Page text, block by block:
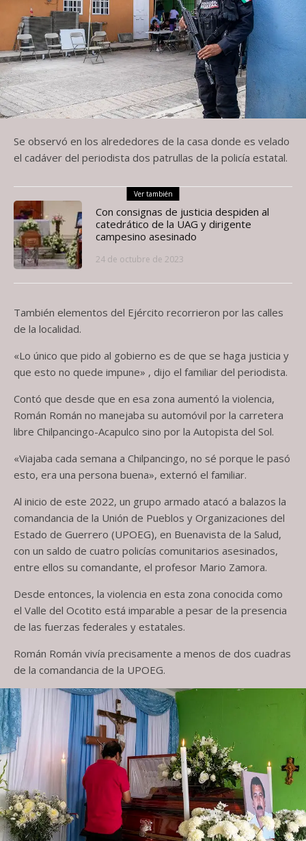
Se observó en los alrededores de la casa donde es velado
el cadáver del periodista dos patrullas de la policía estatal.
Ver también
Con consignas de justicia despiden al
catedrático de la UAG y dirigente
campesino asesinado
24 de octubre de 2023
También elementos del Ejército recorrieron por las calles
de la localidad.
«Lo único que pido al gobierno es de que se haga justicia y
que esto no quede impune» , dijo el familiar del periodista.
Contó que desde que en esa zona aumentó la violencia,
Román Román no manejaba su automóvil por la carretera
libre Chilpancingo-Acapulco sino por la Autopista del Sol.
«Viajaba cada semana a Chilpancingo, no sé porque le pasó
esto, era una persona buena», externó el familiar.
Al inicio de este 2022, un grupo armado atacó a balazos la
comandancia de la Unión de Pueblos y Organizaciones del
Estado de Guerrero (UPOEG), en Buenavista de la Salud,
con un saldo de cuatro policías comunitarios asesinados,
entre ellos su comandante, el profesor Mario Zamora.
Desde entonces, la violencia en esta zona conocida como
el Valle del Ocotito está imparable a pesar de la presencia
de las fuerzas federales y estatales.
Román Román vivía precisamente a menos de dos cuadras
de la comandancia de la UPOEG.